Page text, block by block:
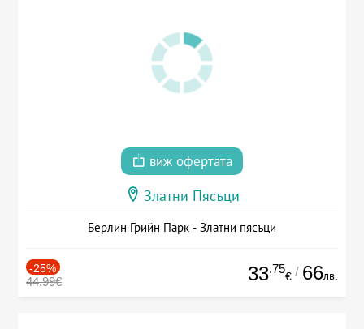
виж офертата
Златни Пясъци
Берлин Грийн Парк - Златни пясъци
-25%
44.99€ 33.75
€ / 66лв.